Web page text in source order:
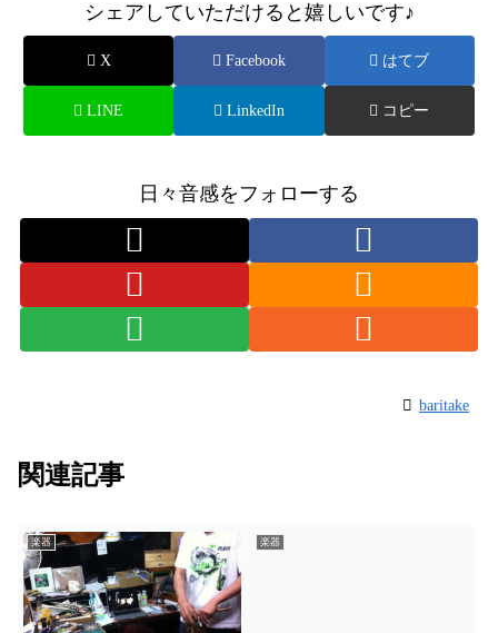
シェアしていただけると嬉しいです♪
X Facebook はてブ
LINE LinkedIn コピー
日々音感をフォローする
baritake
関連記事
楽器 楽器